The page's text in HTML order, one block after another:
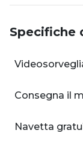
Specifiche
Consegna il
Navetta